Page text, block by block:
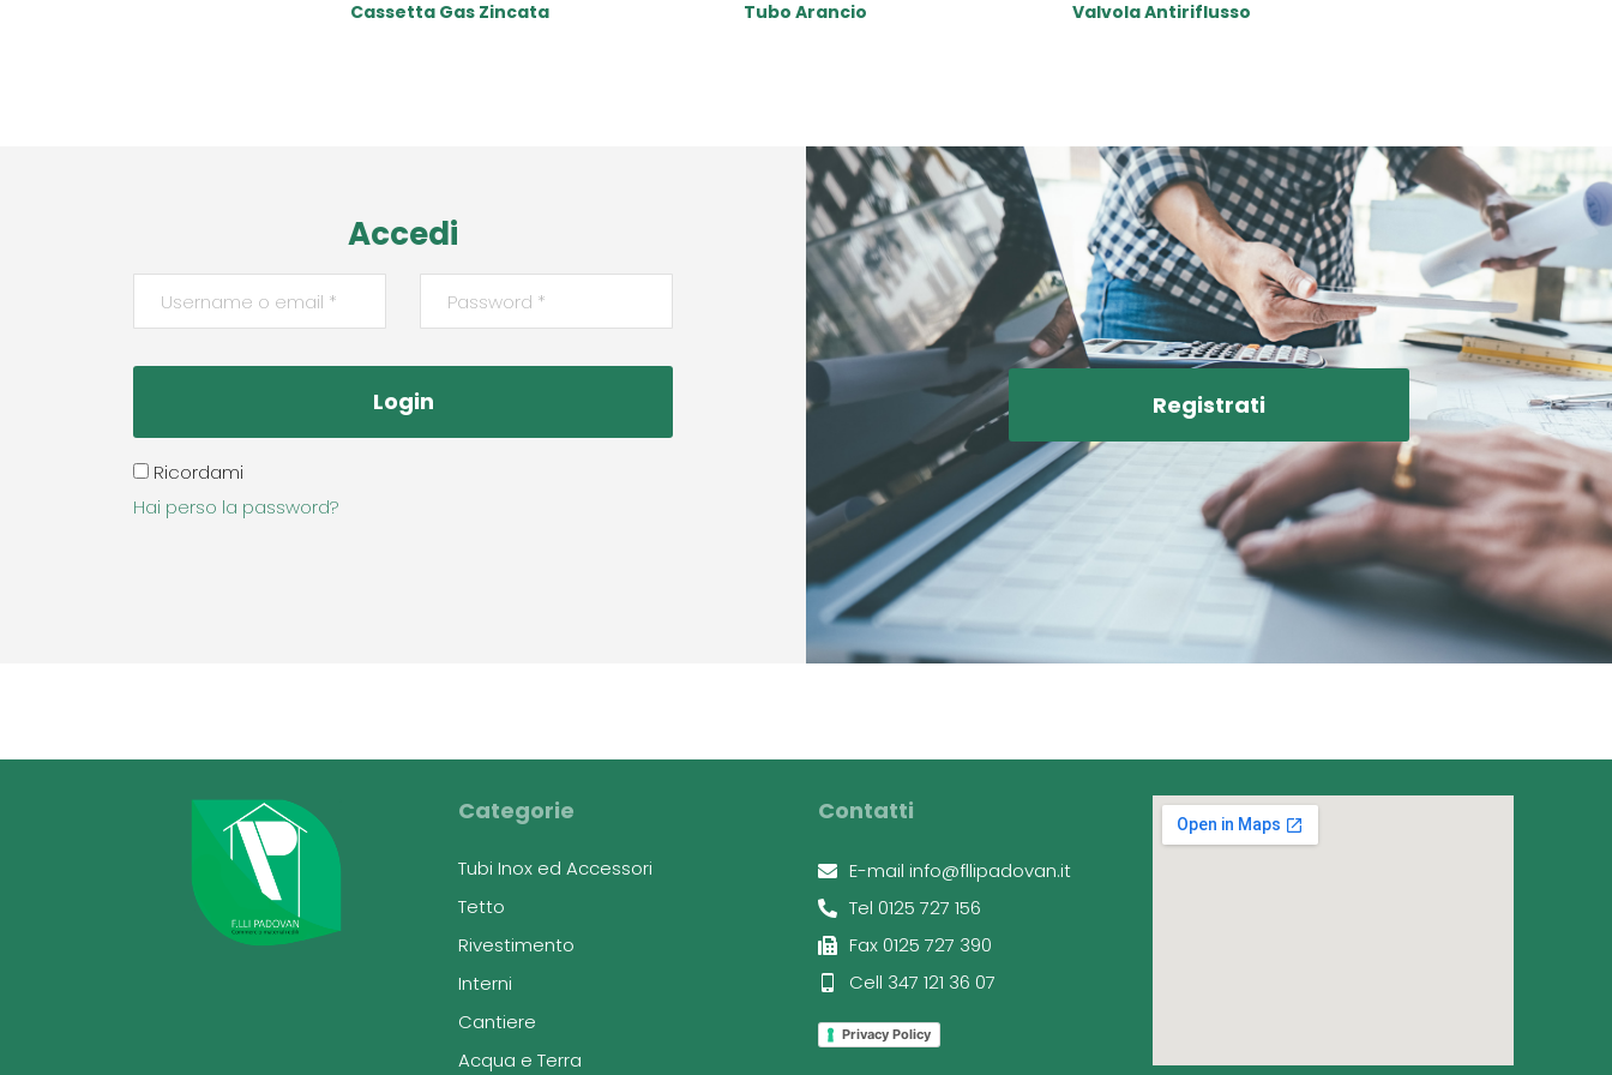
Cassetta Gas Zincata Tubo Arancio Valvola Antiriflusso
Accedi
Ricordami
Hai perso la password?
Registrati
Categorie
Tubi Inox ed Accessori
Tetto
Rivestimento
Interni
Cantiere
Acqua e Terra
Contatti
E-mail info@fllipadovan.it
Tel 0125 727 156
Fax 0125 727 390
Cell 347 121 36 07
Privacy Policy